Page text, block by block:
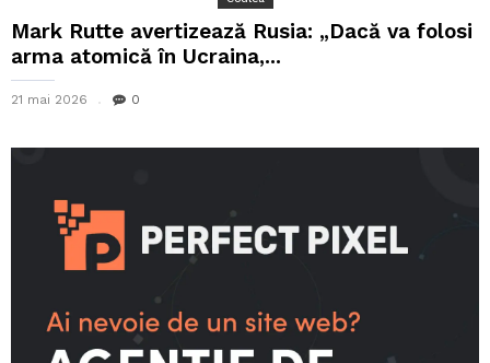
Mark Rutte avertizează Rusia: „Dacă va folosi
arma atomică în Ucraina,...
21 mai 2026 0